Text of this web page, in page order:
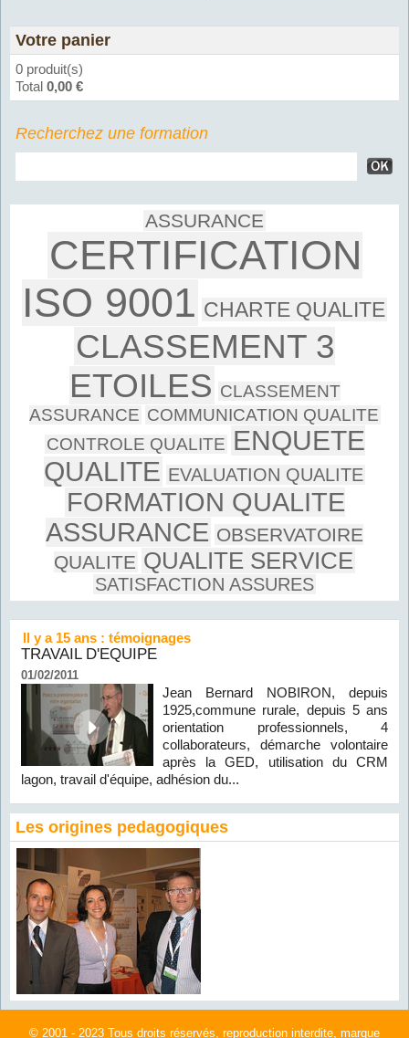
Votre panier
0 produit(s)
Total 0,00 €
Recherchez une formation
ASSURANCE
CERTIFICATION
ISO 9001 CHARTE QUALITE
CLASSEMENT 3
ETOILES CLASSEMENT
ASSURANCE COMMUNICATION QUALITE
CONTROLE QUALITE ENQUETE
QUALITE EVALUATION QUALITE
FORMATION QUALITE
ASSURANCE OBSERVATOIRE
QUALITE QUALITE SERVICE
SATISFACTION ASSURES
Il y a 15 ans : témoignages
TRAVAIL D'EQUIPE
01/02/2011
Jean Bernard NOBIRON, depuis
1925,commune rurale, depuis 5 ans
orientation professionnels, 4
collaborateurs, démarche volontaire
après la GED, utilisation du CRM
lagon, travail d'équipe, adhésion du...
Les origines pedagogiques
© 2001 - 2023 Tous droits réservés, reproduction interdite, marque